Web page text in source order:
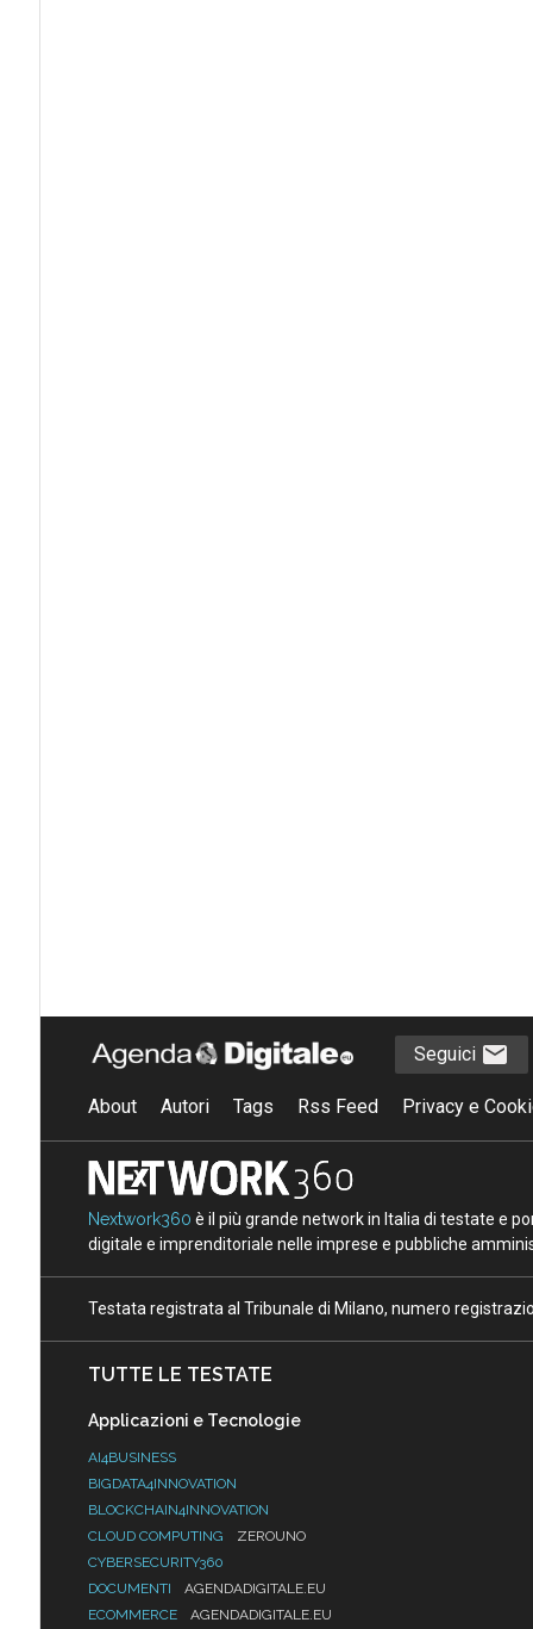
Seguici
About Autori Tags Rss Feed Privacy e
Nextwork360 è il più grande network in Italia di testate e
digitale e imprenditoriale nelle imprese e pubbliche
Testata registrata al Tribunale di Milano, numero
TUTTE LE TESTATE
Applicazioni e Tecnologie
AI4BUSINESS
BIGDATA4INNOVATION
BLOCKCHAIN4INNOVATION
CLOUD COMPUTING
ZEROUNO
CYBERSECURITY360
DOCUMENTI
AGENDADIGITALE.EU
ECOMMERCE
AGENDADIGITALE.EU